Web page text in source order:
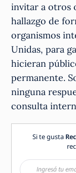
invitar a otros
hallazgo de
organismos
Unidas, para
hicieran
permanente.
ninguna
consulta
Si te gusta